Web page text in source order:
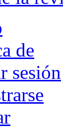
de
sesión